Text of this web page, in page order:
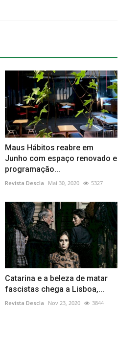
Maus Hábitos reabre em
Junho com espaço renovado e
programação...
Revista Descla Mai 30, 2020 5327
Catarina e a beleza de matar
fascistas chega a Lisboa,...
Revista Descla Nov 23, 2020 3844